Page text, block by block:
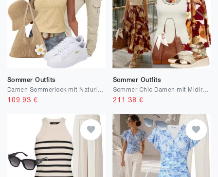
Sommer Outfits
109.93 €
Sommer Outfits
Sommer Chic Damen mit Midirock
211.38 €